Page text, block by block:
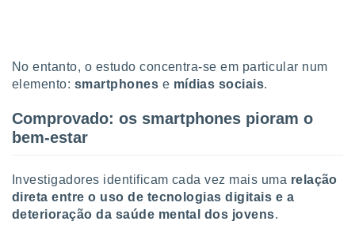
qualquer
na
No entanto, o estudo concentra-se em particular num
elemento: smartphones e mídias sociais.
Comprovado: os smartphones pioram o
bem-estar
Investigadores identificam cada vez mais uma relação
direta entre o uso de tecnologias digitais e a
deterioração da saúde mental dos jovens.